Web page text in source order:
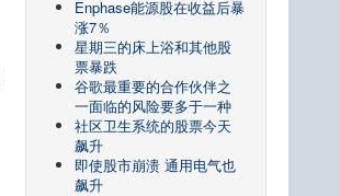
Enphase能源股在收益后暴
涨7％
星期三的床上浴和其他股
票暴跌
谷歌最重要的合作伙伴之
一面临的风险要多于一种
社区卫生系统的股票今天
飙升
即使股市崩溃 通用电气也
飙升